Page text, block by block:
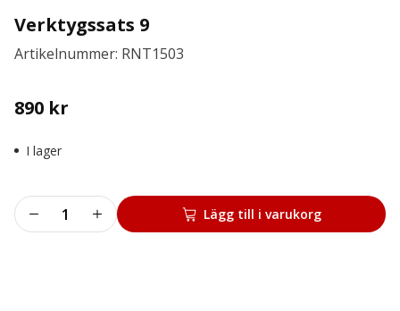
Verktygssats 9
Artikelnummer: RNT1503
890 kr
I lager
Verktygssats
9
Lägg till i varukorg